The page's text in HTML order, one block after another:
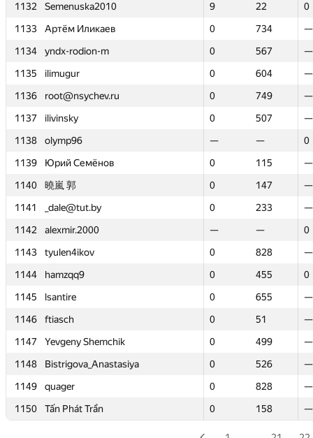
1132
Semenuska2010 9 22
0
1133
Артём Иликаев 0 734
—
1134
yndx-rodion-m 0 567
—
1135
ilimugur 0 604
—
1136
root@nsychev.ru 0 749
—
1137
ilivinsky 0 507
—
1138
olymp96 — —
0
1139
Юрий Семёнов 0 115
—
1140
曉嵐 郭 0 147
—
1141
_dale@tut.by 0 233
—
1142
alexmir.2000 — —
0
1143
tyulen4ikov 0 828
—
1144
hamzqq9 0 455
0
1145
lsantire 0 655
—
1146
ftiasch 0 51
—
1147
Yevgeny Shemchik 0 499
—
1148
Bistrigova_Anastasiya 0 526
—
1149
quager 0 828
—
1150
Tấn Phát Trần 0 158 —
1132
Semenuska2010 9 22
0
1133
Артём Иликаев 0 734
—
1134
yndx-rodion-m 0 567
—
1135
ilimugur 0 604
—
1136
root@nsychev.ru 0 749
—
1137
ilivinsky 0 507
—
1138
olymp96 — —
0
1139
Юрий Семёнов 0 115
—
1140
曉嵐 郭 0 147
—
1141
_dale@tut.by 0 233
—
1142
alexmir.2000 — —
0
1143
tyulen4ikov 0 828
—
1144
hamzqq9 0 455
0
1145
lsantire 0 655
—
1146
ftiasch 0 51
—
1147
Yevgeny Shemchik 0 499
—
1148
Bistrigova_Anastasiya 0 526
—
1149
quager 0 828
—
1150
Tấn Phát Trần 0 158 —